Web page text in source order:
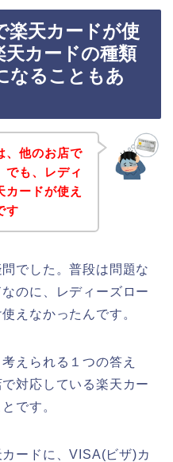
楽天カードが使
天カードの種類
なることもあ
、他のお店で
でも、レディ
カードが使え
す
でした。普段は問題な
のに、レディーズロー
えなかったんです。
えられる１つの答え
対応している楽天カー
です。
ードに、VISA(ビザ)カ